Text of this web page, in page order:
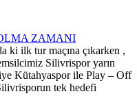
ZAMANI
ki ilk tur maçına çıkarken ,
Silivrispor yarın
Kütahyaspor ile Play – Off
tek hedefi